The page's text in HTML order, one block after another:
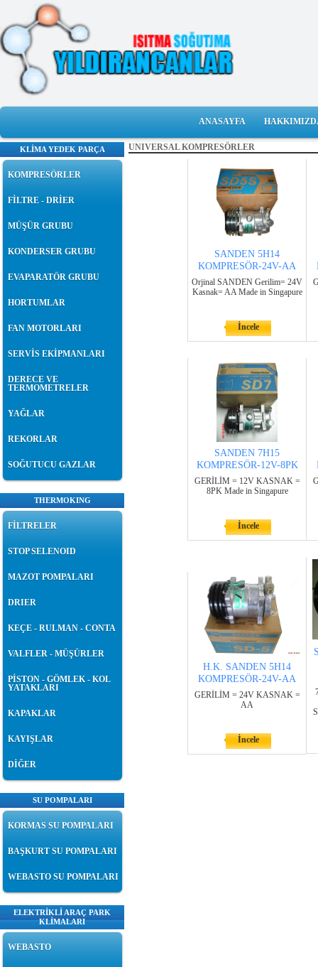
ANASAYFA
KLİMA YEDEK PARÇA
KOMPRESÖRLER
FİLTRE - DRİER
MÜŞÜR GRUBU
KONDERSER GRUBU
EVAPARATÖR GRUBU
HORTUMLAR
FAN MOTORLARI
SERVİS EKİPMANLARI
DERECE VE
TERMOMETRELER
YAĞLAR
REKORLAR
SOĞUTUCU GAZLAR
THERMOKING
FİLTRELER
STOP SELENOID
MAZOT POMPALARI
DRIER
KEÇE - RULMAN - CONTA
VALFLER - MÜŞÜRLER
PİSTON - GÖMLEK - KOL
YATAKLARI
KAPAKLAR
KAYIŞLAR
DİĞER
SU POMPALARI
KORMAS SU POMPALARI
BAŞKURT SU POMPALARI
WEBASTO SU POMPALARI
ELEKTRİKLİ ARAÇ PARK
KLİMALARI
WEBASTO
UNIVERSAL KOMPRESÖRLER
SANDEN 5H14
KOMPRESÖR-24V-AA
Orjinal SANDEN Gerilim= 24V
Kasnak= AA Made in Singapure
İncele
SANDEN 7H15
KOMPRESÖR-12V-8PK
GERİLİM = 12V KASNAK =
8PK Made in Singapure
İncele
H.K. SANDEN 5H14
KOMPRESÖR-24V-AA
GERİLİM = 24V KASNAK =
AA
İncele